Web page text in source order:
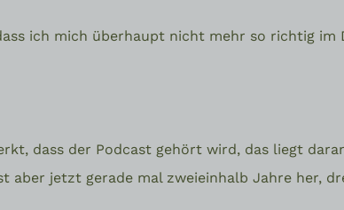
ich mich überhaupt nicht mehr so richtig im
dass der Podcast gehört wird, das liegt
aber jetzt gerade mal zweieinhalb Jahre her,